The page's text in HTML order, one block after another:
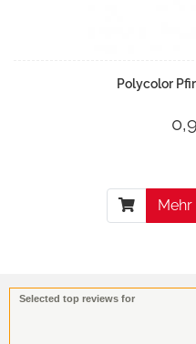
Polycolor
Selected top reviews for